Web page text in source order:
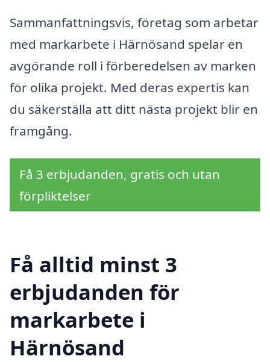
Sammanfattningsvis, företag som arbetar
med markarbete i Härnösand spelar en
avgörande roll i förberedelsen av marken
för olika projekt. Med deras expertis kan
du säkerställa att ditt nästa projekt blir en
framgång.
Få 3 erbjudanden, gratis och utan
förpliktelser
Få alltid minst 3
erbjudanden för
markarbete i
Härnösand